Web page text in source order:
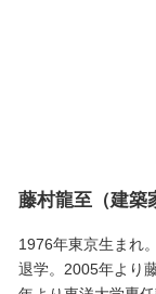
藤村龍至（建築
1976年東京生まれ
退学。2005年より